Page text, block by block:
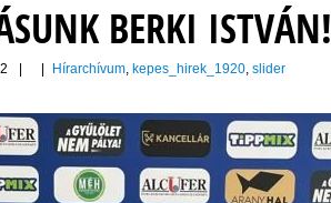
BERKI ISTVÁN!
Hírarchívum, kepes_hirek_1920, slider